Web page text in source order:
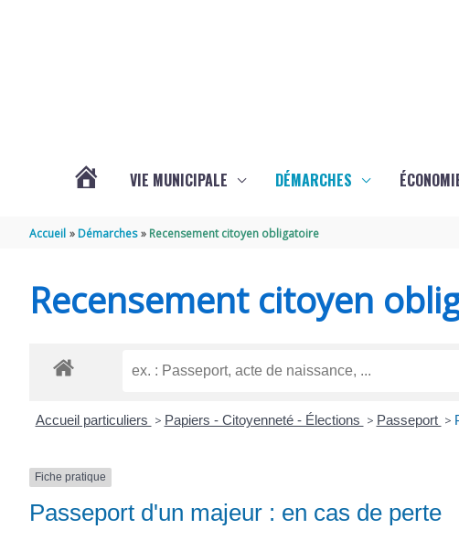
VIE MUNICIPALE DÉMARCHES
Accueil Démarches Recensement citoyen obligatoire
Recensement citoyen
Accueil particuliers > Papiers - Citoyenneté - Élections > Passeport >
Fiche pratique
Passeport d'un majeur : en cas de perte